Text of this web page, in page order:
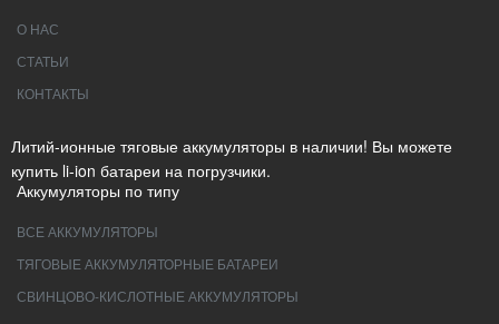
О НАС
СТАТЬИ
КОНТАКТЫ
Литий-ионные тяговые аккумуляторы в наличии! Вы можете
купить li-ion батареи на погрузчики.
Аккумуляторы по типу
ВСЕ АККУМУЛЯТОРЫ
ТЯГОВЫЕ АККУМУЛЯТОРНЫЕ БАТАРЕИ
СВИНЦОВО-КИСЛОТНЫЕ АККУМУЛЯТОРЫ